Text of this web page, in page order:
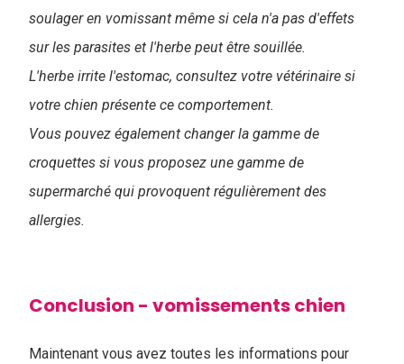
soulager en vomissant même si cela n'a pas d'effets
sur les parasites et l'herbe peut être souillée.
L'herbe irrite l'estomac, consultez votre vétérinaire si
votre chien présente ce comportement.
Vous pouvez également changer la gamme de
croquettes si vous proposez une gamme de
supermarché qui provoquent régulièrement des
allergies.
Conclusion - vomissements chien
Maintenant vous avez toutes les informations pour